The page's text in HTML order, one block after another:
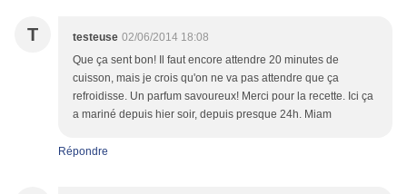
T testeuse 02/06/2014 18:08
Que ça sent bon! Il faut encore attendre 20 minutes de
cuisson, mais je crois qu'on ne va pas attendre que ça
refroidisse. Un parfum savoureux! Merci pour la recette. Ici ça
a mariné depuis hier soir, depuis presque 24h. Miam
Répondre